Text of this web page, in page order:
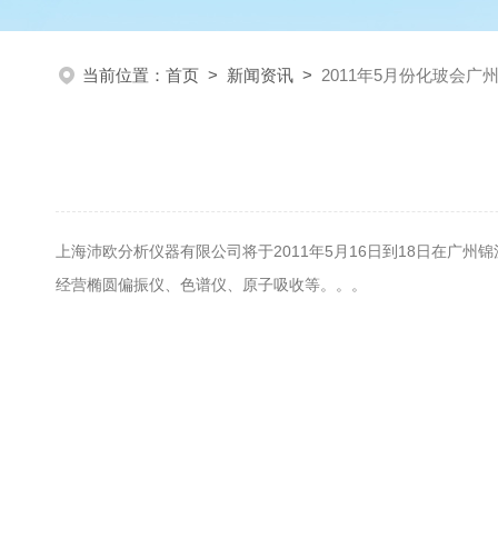
当前位置： 首页 > 新闻资讯 > 2011年5月份化玻会广
上海沛欧分析仪器有限公司将于2011年5月16日到18日在广州
经营椭圆偏振仪、色谱仪、原子吸收等。。。